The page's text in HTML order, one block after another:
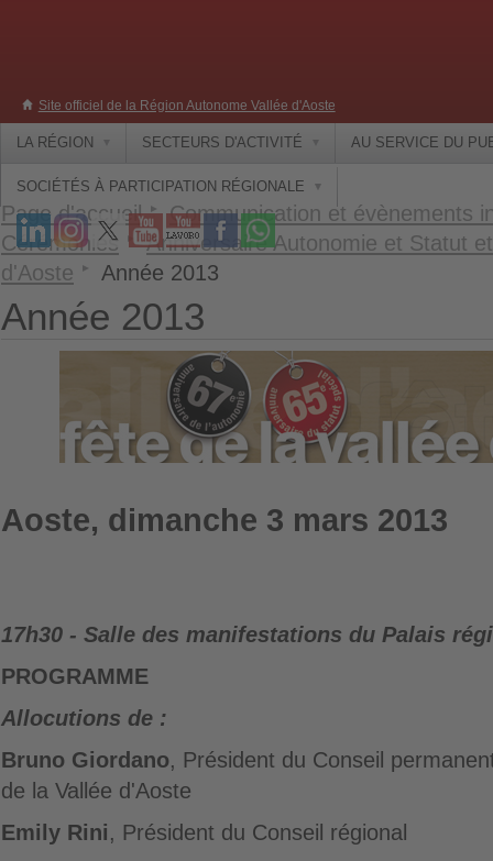
Site officiel de la Région Autonome Vallée d'Aoste
LA RÉGION SECTEURS D'ACTIVITÉ AU SERVICE DU
SOCIÉTÉS À PARTICIPATION RÉGIONALE
Page d'accueil
Communication et évènements
Cérémonies
Anniversaire Autonomie et Statut
d'Aoste
Année 2013
Année 2013
Aoste, dimanche 3 mars 2013
17h30 - Salle des manifestations du Palais
PROGRAMME
Allocutions de :
Bruno Giordano, Président du Conseil
de la Vallée d'Aoste
Emily Rini, Président du Conseil régional